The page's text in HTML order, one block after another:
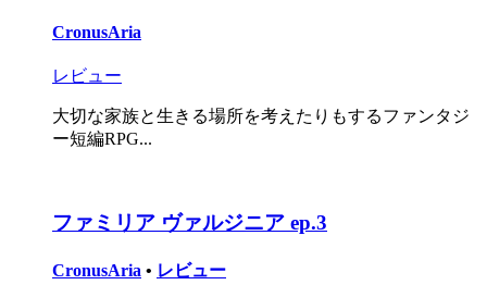
CronusAria
レビュー
大切な家族と生きる場所を考えたりもするファンタジ
ー短編RPG...
ファミリア ヴァルジニア ep.3
CronusAria • レビュー